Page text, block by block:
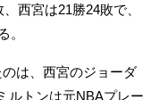
西宮は21勝24敗で、
。
は、西宮のジョーダ
ルトンは元NBAプレー